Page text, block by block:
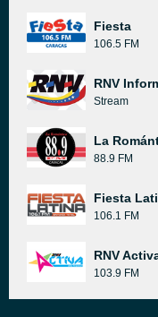
Fiesta
106.5 FM
RNV
Stream
La
88.9 FM
Fiesta
106.1 FM
RNV
103.9 FM